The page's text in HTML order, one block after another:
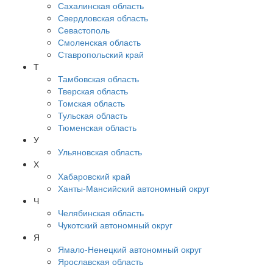
Сахалинская область
Свердловская область
Севастополь
Смоленская область
Ставропольский край
Т
Тамбовская область
Тверская область
Томская область
Тульская область
Тюменская область
У
Ульяновская область
Х
Хабаровский край
Ханты-Мансийский автономный округ
Ч
Челябинская область
Чукотский автономный округ
Я
Ямало-Ненецкий автономный округ
Ярославская область